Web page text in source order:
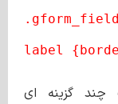
label
گزینه ای